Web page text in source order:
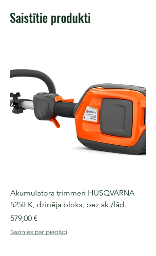
Saistītie produkti
Akumulatora trimmeri HUSQVARNA
525iLK, dzinēja bloks, bez ak./lād.
Cena
579,00 €
Sazinies par piegādi